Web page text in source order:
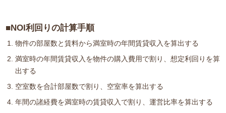
■NOI利回りの計算手順
物件の部屋数と賃料から満室時の年間賃貸収入を算出する
満室時の年間賃貸収入を物件の購入費用で割り、想定利回りを算
出する
空室数を合計部屋数で割り、空室率を算出する
年間の諸経費を満室時の賃貸収入で割り、運営比率を算出する